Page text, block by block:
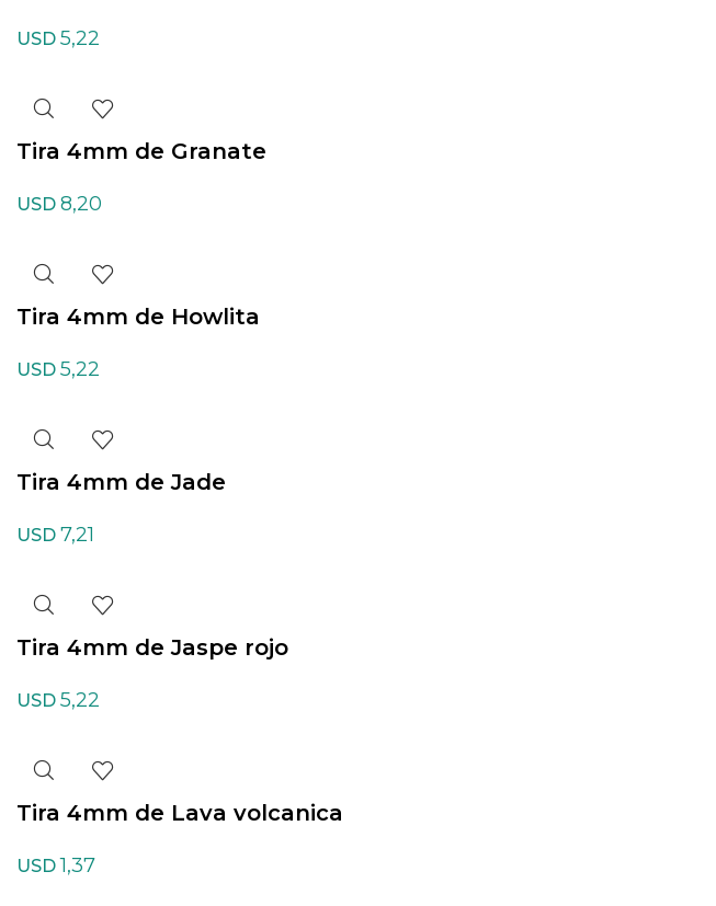
USD 5,22
Tira 4mm de Granate
USD 8,20
Tira 4mm de Howlita
USD 5,22
Tira 4mm de Jade
USD 7,21
Tira 4mm de Jaspe rojo
USD 5,22
Tira 4mm de Lava volcanica
USD 1,37